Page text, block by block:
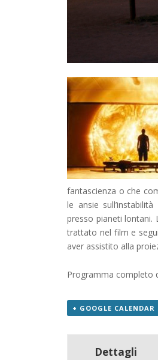
fantascienza o che
le ansie
presso pianeti lontani.
trattato nel film e
aver assistito alla
Programma completo
+ GOOGLE CALENDAR
Dettagli